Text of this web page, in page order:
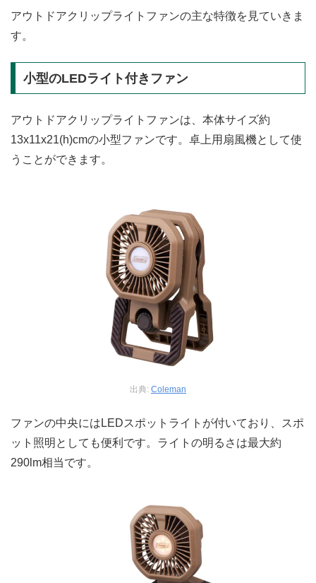
アウトドアクリップライトファンの主な特徴を見ていきま
す。
小型のLEDライト付きファン
アウトドアクリップライトファンは、本体サイズ約
13x11x21(h)cmの小型ファンです。卓上用扇風機として使
うことができます。
出典: Coleman
ファンの中央にはLEDスポットライトが付いており、スポ
ット照明としても便利です。ライトの明るさは最大約
290lm相当です。